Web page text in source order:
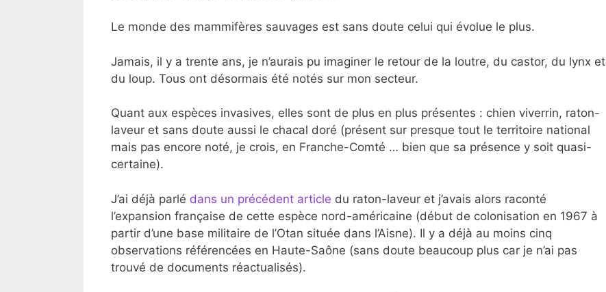
Le monde des mammifères sauvages est sans doute celui qui évolue le plus.
Jamais, il y a trente ans, je n’aurais pu imaginer le retour de la loutre, du castor, du lynx et
du loup. Tous ont désormais été notés sur mon secteur.
Quant aux espèces invasives, elles sont de plus en plus présentes : chien viverrin, raton-
laveur et sans doute aussi le chacal doré (présent sur presque tout le territoire national
mais pas encore noté, je crois, en Franche-Comté … bien que sa présence y soit quasi-
certaine).
J’ai déjà parlé dans un précédent article du raton-laveur et j’avais alors raconté
l’expansion française de cette espèce nord-américaine (début de colonisation en 1967 à
partir d’une base militaire de l’Otan située dans l’Aisne). Il y a déjà au moins cinq
observations référencées en Haute-Saône (sans doute beaucoup plus car je n’ai pas
trouvé de documents réactualisés).